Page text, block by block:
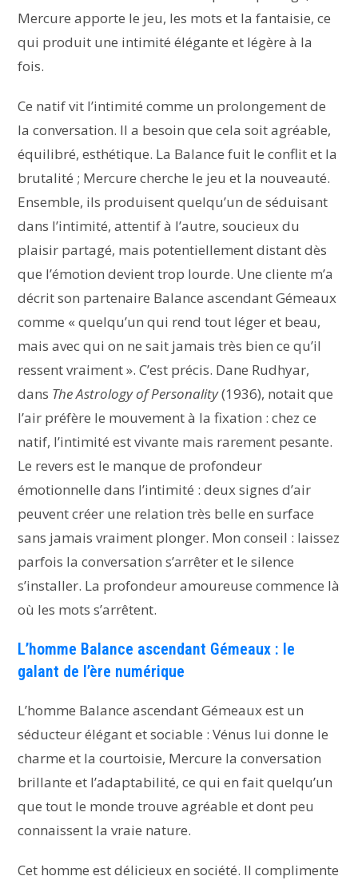
Mercure apporte le jeu, les mots et la fantaisie, ce
qui produit une intimité élégante et légère à la
fois.
Ce natif vit l’intimité comme un prolongement de
la conversation. Il a besoin que cela soit agréable,
équilibré, esthétique. La Balance fuit le conflit et la
brutalité ; Mercure cherche le jeu et la nouveauté.
Ensemble, ils produisent quelqu’un de séduisant
dans l’intimité, attentif à l’autre, soucieux du
plaisir partagé, mais potentiellement distant dès
que l’émotion devient trop lourde. Une cliente m’a
décrit son partenaire Balance ascendant Gémeaux
comme « quelqu’un qui rend tout léger et beau,
mais avec qui on ne sait jamais très bien ce qu’il
ressent vraiment ». C’est précis. Dane Rudhyar,
dans The Astrology of Personality(1936), notait que
l’air préfère le mouvement à la fixation : chez ce
natif, l’intimité est vivante mais rarement pesante.
Le revers est le manque de profondeur
émotionnelle dans l’intimité : deux signes d’air
peuvent créer une relation très belle en surface
sans jamais vraiment plonger. Mon conseil : laissez
parfois la conversation s’arrêter et le silence
s’installer. La profondeur amoureuse commence là
où les mots s’arrêtent.
L’homme Balance ascendant Gémeaux : le
galant de l’ère numérique
L’homme Balance ascendant Gémeaux est un
séducteur élégant et sociable : Vénus lui donne le
charme et la courtoisie, Mercure la conversation
brillante et l’adaptabilité, ce qui en fait quelqu’un
que tout le monde trouve agréable et dont peu
connaissent la vraie nature.
Cet homme est délicieux en société. Il complimente